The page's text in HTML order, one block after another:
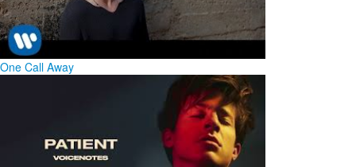
One Call Away